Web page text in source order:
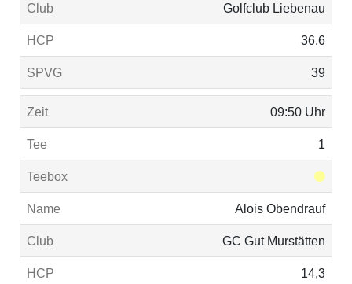
Golfclub Liebenau
36,6
39
09:50 Uhr
1
Alois Obendrauf
GC Gut Murstätten
14,3